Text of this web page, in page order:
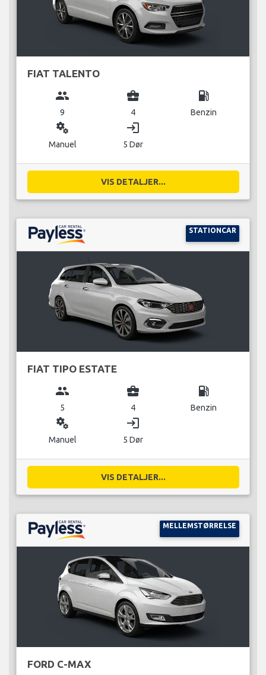
FIAT TALENTO
group
9
business_center
4
local_gas_station
Benzin
miscellaneous_services
Manuel
login
5 Dør
VIS DETALJER...
STATIONCAR
FIAT TIPO ESTATE
group
5
business_center
4
local_gas_station
Benzin
miscellaneous_services
Manuel
login
5 Dør
VIS DETALJER...
MELLEMSTØRRELSE
FORD C-MAX